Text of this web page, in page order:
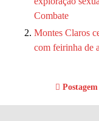
Combate
Montes Claros
com feirinha de